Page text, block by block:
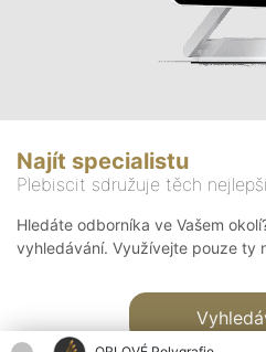
Najít specialistu
Plebiscit sdružuje těch
Hledáte odborníka ve Vašem
vyhledávání. Využívejte pouze ty